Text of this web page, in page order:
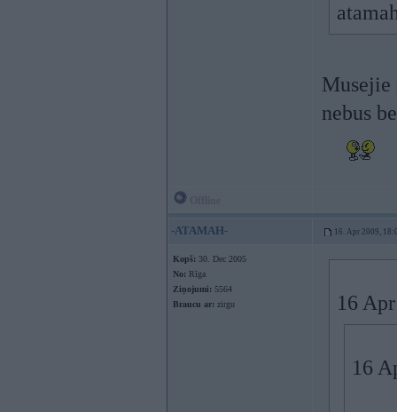
Musejie
nebus
-ATAMAH- 16. Apr 2009,
Kopš: 30. Dec 2005
No: Rīga
Ziņojumi: 5564
Braucu ar: zirgu 16
16